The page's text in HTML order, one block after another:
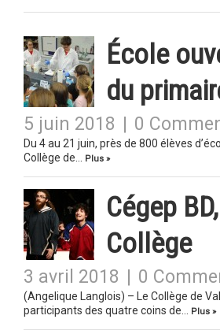
École
du
5 juin 2018 0
Du 4 au 21 juin, près de 800 élèves
Collège de…
Plus »
Cégep
Collège
3 avril 2018 0
(Angelique Langlois) – Le Collège de
participants des quatre coins de…
Plus »